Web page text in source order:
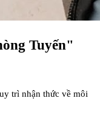
Tuyến"
trì nhận thức về môi